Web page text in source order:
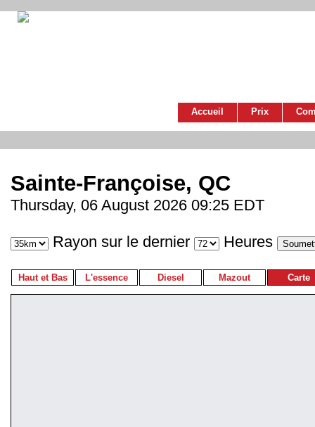
Accueil Prix
Sainte-Françoise, QC
Thursday, 06 August 2026 09:25 EDT
Rayon sur le dernier Heures
Haut et Bas L'essence Diesel Mazout Carte